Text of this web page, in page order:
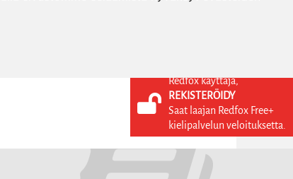
KIRJAUDU SISÄÄN
REKISTERÖIDY
FI
Redfox käyttäjä,
REKISTERÖIDY
Saat laajan Redfox Free+
kielipalvelun veloituksetta.